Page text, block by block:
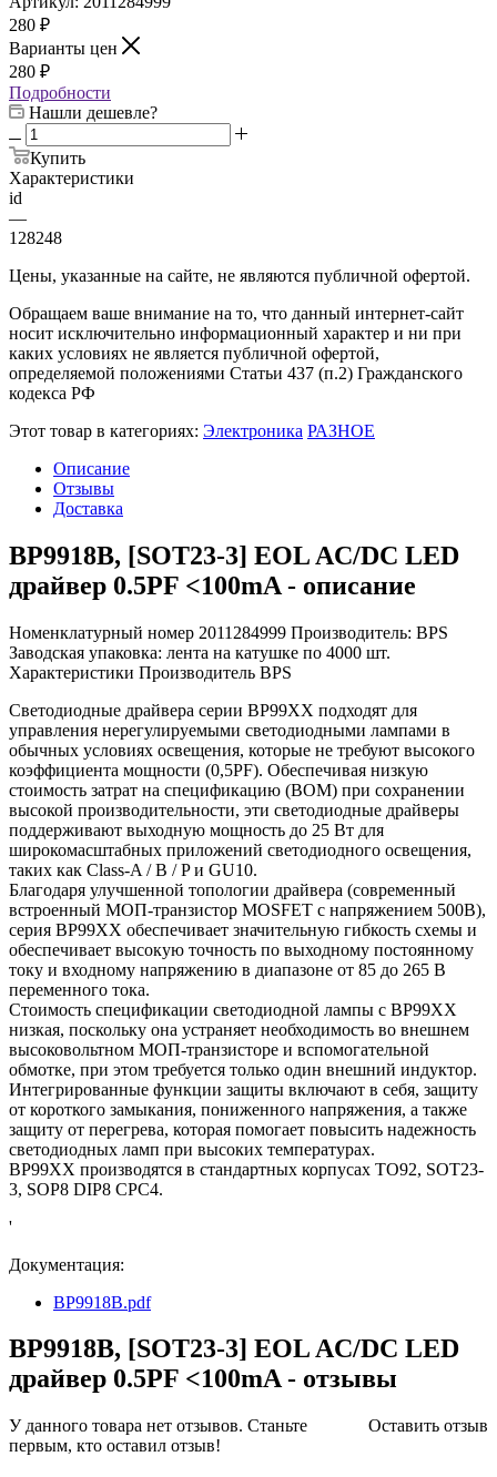
280 ₽
Варианты цен
280 ₽
Подробности
Нашли дешевле?
Купить
Характеристики
id
—
128248
Цены, указанные на сайте, не являются публичной офертой.
Обращаем ваше внимание на то, что данный интернет-сайт
носит исключительно информационный характер и ни при
каких условиях не является публичной офертой,
определяемой положениями Статьи 437 (п.2) Гражданского
кодекса РФ
Этот товар в категориях: Электроника РАЗНОЕ
Описание
Отзывы
Доставка
BP9918B, [SOT23-3] EOL AC/DC LED
драйвер 0.5PF <100mA - описание
Номенклатурный номер 2011284999 Производитель: BPS
Заводская упаковка: лента на катушке по 4000 шт.
Характеристики Производитель BPS
Светодиодные драйвера серии BP99XX подходят для
управления нерегулируемыми светодиодными лампами в
обычных условиях освещения, которые не требуют высокого
коэффициента мощности (0,5PF). Обеспечивая низкую
стоимость затрат на спецификацию (BOM) при сохранении
высокой производительности, эти светодиодные драйверы
поддерживают выходную мощность до 25 Вт для
широкомасштабных приложений светодиодного освещения,
таких как Class-A / B / P и GU10.
Благодаря улучшенной топологии драйвера (современный
встроенный МОП-транзистор MOSFET с напряжением 500В),
серия BP99XX обеспечивает значительную гибкость схемы и
обеспечивает высокую точность по выходному постоянному
току и входному напряжению в диапазоне от 85 до 265 В
переменного тока.
Стоимость спецификации светодиодной лампы с BP99XX
низкая, поскольку она устраняет необходимость во внешнем
высоковольтном МОП-транзисторе и вспомогательной
обмотке, при этом требуется только один внешний индуктор.
Интегрированные функции защиты включают в себя, защиту
от короткого замыкания, пониженного напряжения, а также
защиту от перегрева, которая помогает повысить надежность
светодиодных ламп при высоких температурах.
BP99XX производятся в стандартных корпусах TO92, SOT23-
3, SOP8 DIP8 CPC4.
'
Документация:
BP9918B.pdf
BP9918B, [SOT23-3] EOL AC/DC LED
драйвер 0.5PF <100mA - отзывы
Оставить отзыв
У данного товара нет отзывов. Станьте
первым, кто оставил отзыв!